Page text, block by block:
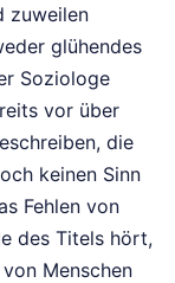
zuweilen
glühendes
Soziologe
vor über
die
keinen Sinn
Fehlen von
des Titels hört,
Menschen